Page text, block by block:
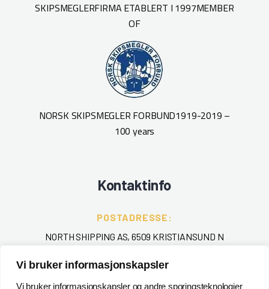
Vi bruker informasjonskapsler
Vi bruker informasjonskapsler og andre sporingsteknologier
SKIPSMEGLERFIRMA ETABLERT I 1997MEMBER
OF
NORSK SKIPSMEGLER FORBUND1919-2019 –
100 years
Kontaktinfo
POSTADRESSE:
NORTH SHIPPING AS, 6509 KRISTIANSUND N
TELEFON:
+ 47 715 40 000